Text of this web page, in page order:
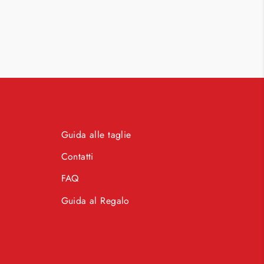
Guida alle taglie
Contatti
FAQ
Guida al Regalo